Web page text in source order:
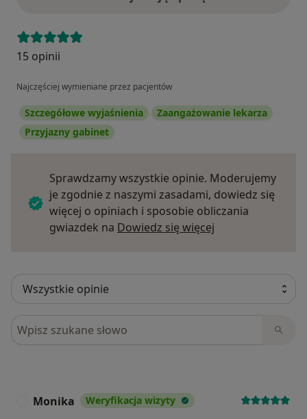
15 opinii
Najczęściej wymieniane przez pacjentów
Szczegółowe wyjaśnienia
Zaangażowanie lekarza
Przyjazny gabinet
Sprawdzamy wszystkie opinie. Moderujemy
je zgodnie z naszymi zasadami, dowiedz się
więcej o opiniach i sposobie obliczania
gwiazdek na Dowiedz się więcej
Szukaj w opiniach
Monika Weryfikacja wizyty